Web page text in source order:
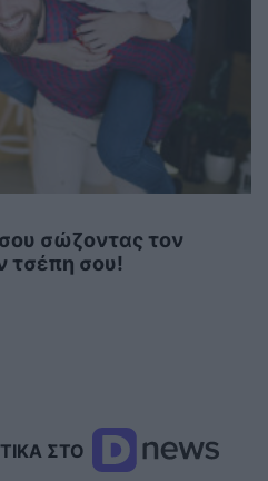
σώζοντας τον
τσέπη σου!
ΣΤΟ